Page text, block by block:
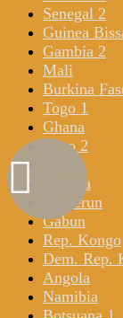
Senegal 2
Guinea
Gambia 2
Mali
Burkina
Togo 1
Ghana
Togo 2
Nigeria
Kamerun
Gabun
Rep. Kongo
Dem. Rep.
Angola
Namibia